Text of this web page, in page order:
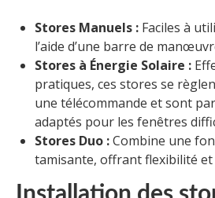
Stores Manuels : Faciles à
l’aide d’une barre de
Stores à Énergie Solaire :
pratiques, ces stores se
une télécommande et sont
adaptés pour les fenêtres
Stores Duo :Combine une
tamisante, offrant flexibilité